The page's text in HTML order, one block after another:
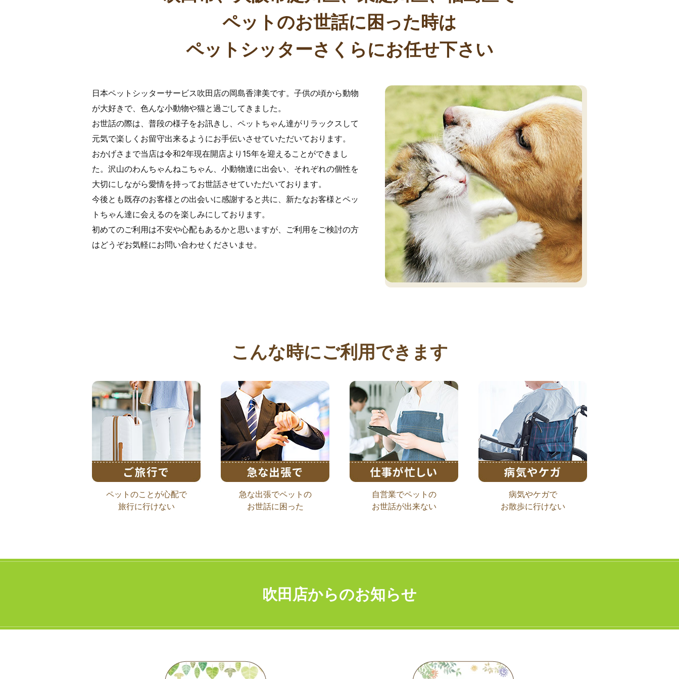
ペットのお世話に困った時は
ペットシッターさくらにお任せ下さい
日本ペットシッターサービス吹田店の岡島香津美です。子供の頃から動物
が大好きで、色んな小動物や猫と過ごしてきました。
お世話の際は、普段の様子をお訊きし、ペットちゃん達がリラックスして
元気で楽しくお留守出来るようにお手伝いさせていただいております。
おかげさまで当店は令和2年現在開店より15年を迎えることができまし
た。沢山のわんちゃんねこちゃん、小動物達に出会い、それぞれの個性を
大切にしながら愛情を持ってお世話させていただいております。
今後とも既存のお客様との出会いに感謝すると共に、新たなお客様とペッ
トちゃん達に会えるのを楽しみにしております。
初めてのご利用は不安や心配もあるかと思いますが、ご利用をご検討の方
はどうぞお気軽にお問い合わせくださいませ。
こんな時にご利用できます
ペットのことが心配で
旅行に行けない
急な出張でペットの
お世話に困った
自営業でペットの
お世話が出来ない
病気やケガで
お散歩に行けない
吹田店からのお知らせ